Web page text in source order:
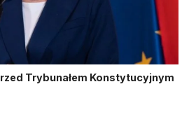
Trybunałem Konstytucyjnym